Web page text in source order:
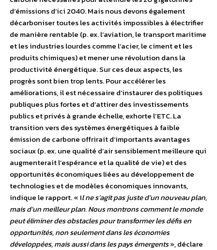
d’émissions d’ici 2040. Mais nous devons également
décarboniser toutes les activités impossibles à électrifier
de manière rentable (p. ex. l’aviation, le transport maritime
et les industries lourdes comme l’acier, le ciment et les
produits chimiques) et mener une révolution dans la
productivité énergétique. Sur ces deux aspects, les
progrès sont bien trop lents. Pour accélérer les
améliorations, il est nécessaire d’instaurer des politiques
publiques plus fortes et d’attirer des investissements
publics et privés à grande échelle, exhorte l’ETC. La
transition vers des systèmes énergétiques à faible
émission de carbone offrirait d’importants avantages
sociaux (p. ex. une qualité d’air sensiblement meilleure qui
augmenterait l’espérance et la qualité de vie) et des
opportunités économiques liées au développement de
technologies et de modèles économiques innovants,
indique le rapport. « Il ne s’agit pas juste d’un nouveau plan,
mais d’un meilleur plan. Nous montrons comment le monde
peut éliminer des obstacles pour transformer les défis en
opportunités, non seulement dans les économies
développées, mais aussi dans les pays émergents», déclare